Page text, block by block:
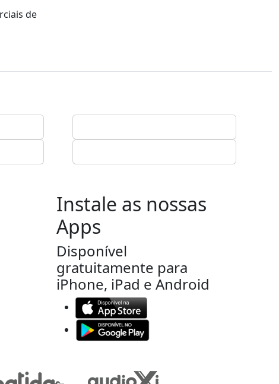
de
Instale as nossas
Apps
Disponível
gratuitamente para
iPhone, iPad e Android